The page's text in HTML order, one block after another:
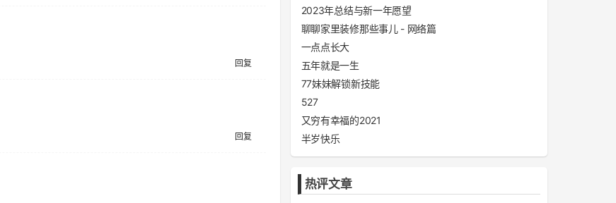
回复
回复
2023年总结与新一年愿望
聊聊家里装修那些事儿 - 网络篇
一点点长大
五年就是一生
77妹妹解锁新技能
527
又穷有幸福的2021
半岁快乐
热评文章